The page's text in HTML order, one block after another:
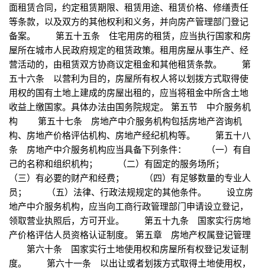
面租赁合同，约定租赁期限、租赁用途、租赁价格、修缮责任
等条款，以及双方的其他权利和义务，并向房产管理部门登记
备案。 第五十五条 住宅用房的租赁，应当执行国家和房
屋所在城市人民政府规定的租赁政策。租用房屋从事生产、经
营活动的，由租赁双方协商议定租金和其他租赁条款。 第
五十六条 以营利为目的，房屋所有权人将以划拨方式取得使
用权的国有土地上建成的房屋出租的，应当将租金中所含土地
收益上缴国家。具体办法由国务院规定。 第五节 中介服务机
构 第五十七条 房地产中介服务机构包括房地产咨询机
构、房地产价格评估机构、房地产经纪机构等。 第五十八
条 房地产中介服务机构应当具备下列条件： （一）有自
己的名称和组织机构； （二）有固定的服务场所；
（三）有必要的财产和经费； （四）有足够数量的专业人
员； （五）法律、行政法规规定的其他条件。 设立房
地产中介服务机构，应当向工商行政管理部门申请设立登记，
领取营业执照后，方可开业。 第五十九条 国家实行房地
产价格评估人员资格认证制度。 第五章 房地产权属登记管理
第六十条 国家实行土地使用权和房屋所有权登记发证制
度。 第六十一条 以出让或者划拨方式取得土地使用权，